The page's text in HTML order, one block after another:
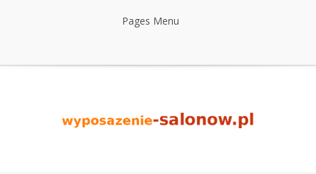
Pages Menu